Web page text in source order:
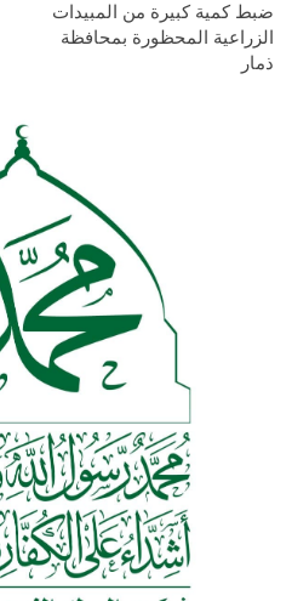
ضبط كمية كبيرة من المبيدات
الزراعية المحظورة بمحافظة
ذمار